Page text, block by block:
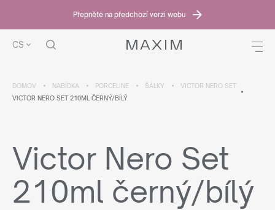
Přepněte na předchozí verzi webu
CS
DOMOV NABÍDKA PORCELINE ŠÁLKY
VICTOR NERO SET
VICTOR NERO SET 210ML ČERNÝ/BÍLÝ
Victor Nero Set
210ml černý/bílý